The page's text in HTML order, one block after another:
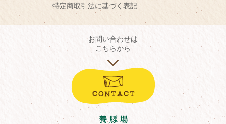
特定商取引法に基づく表記
お問い合わせは
こちらから